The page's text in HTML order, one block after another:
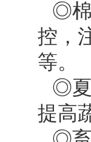
◎棉
控，
等。
◎夏
提高